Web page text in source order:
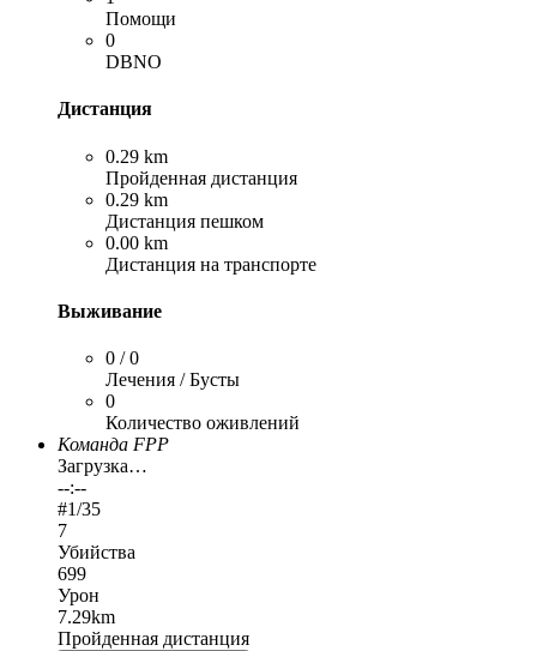
Помощи
0
DBNO
Дистанция
0.29 km
Пройденная дистанция
0.29 km
Дистанция пешком
0.00 km
Дистанция на транспорте
Выживание
0 / 0
Лечения / Бусты
0
Количество оживлений
Команда FPP
Загрузка…
--:--
#1/35
7
Убийства
699
Урон
7.29km
Пройденная дистанция